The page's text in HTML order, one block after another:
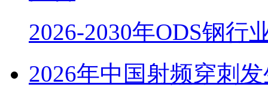
2026-2030年ODS钢行
2026年中国射频穿刺